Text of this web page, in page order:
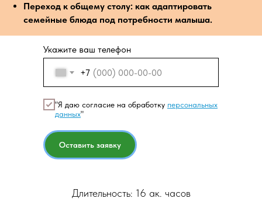
Переход к общему столу: как адаптировать
семейные блюда под потребности малыша.
Укажите ваш телефон
+7
"Я даю согласие на обработку персональных
данных"
Оставить заявку
Длительность: 16 ак. часов